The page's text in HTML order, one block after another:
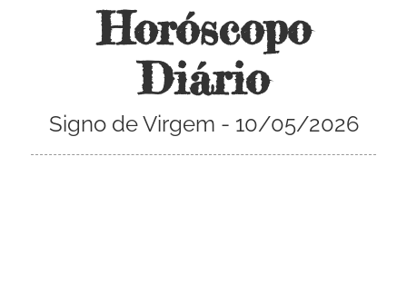
Horóscopo
Diário
Signo de Virgem - 10/05/2026